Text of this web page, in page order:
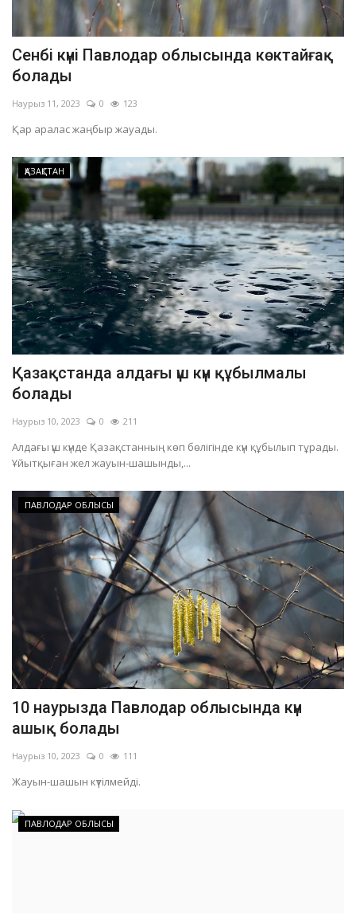
Сенбі күні Павлодар облысында көктайғақ
болады
Наурыз 11, 2023 0 123
Қар аралас жаңбыр жауады.
ҚАЗАҚСТАН
Қазақстанда алдағы үш күн құбылмалы
болады
Наурыз 10, 2023 0 211
Алдағы үш күнде Қазақстанның көп бөлігінде күн құбылып тұрады.
Ұйытқыған жел жауын-шашынды,...
ПАВЛОДАР ОБЛЫСЫ
10 наурызда Павлодар облысында күн
ашық болады
Наурыз 10, 2023 0 111
Жауын-шашын күтілмейді.
ПАВЛОДАР ОБЛЫСЫ